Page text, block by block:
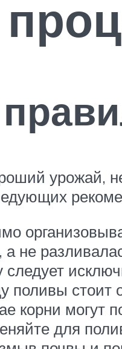
урожай,
а не
следует
поливы
корни могут
для